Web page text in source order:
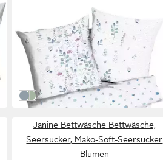
Wendebettwäsche 135x200cm
Wildflower Dreams
135 x 200 cm B/L
36,90 € UVP49,95 €
-26%
in 2-3 Werktagen bei dir
Blau
Grün
Janine Bettwäsche Bettwäsche,
Seersucker, Mako-Soft-Seersucker
Blumen